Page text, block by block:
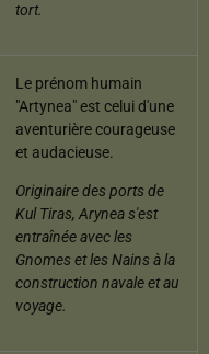
tort.
Le prénom humain
"Artynea" est celui d'une
aventurière courageuse
et audacieuse.
Originaire des ports de
Kul Tiras, Arynea s'est
entraînée avec les
Gnomes et les Nains à la
construction navale et au
voyage.